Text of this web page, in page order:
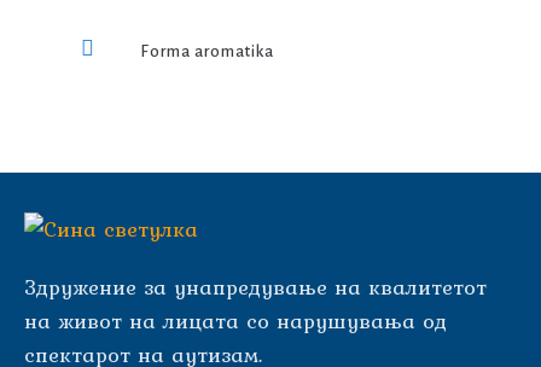
Forma aromatika
Здружение за унапредување на квалитетот
на живот на лицата со нарушувања од
спектарот на аутизам.